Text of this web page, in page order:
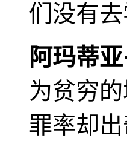
们没有
阿玛蒂亚
为贫穷
罪率却